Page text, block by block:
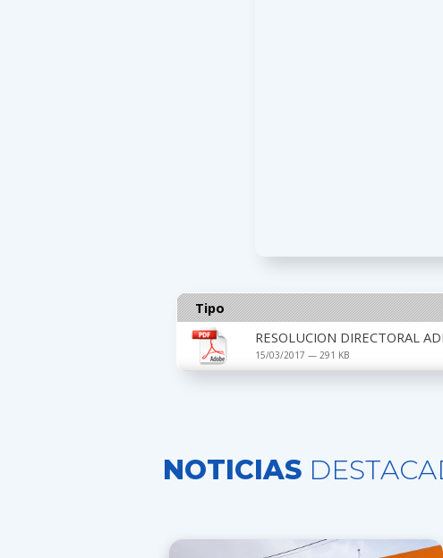
Tipo
RESOLUCION DIRECTORAL
15/03/2017 — 291 KB
NOTICIAS